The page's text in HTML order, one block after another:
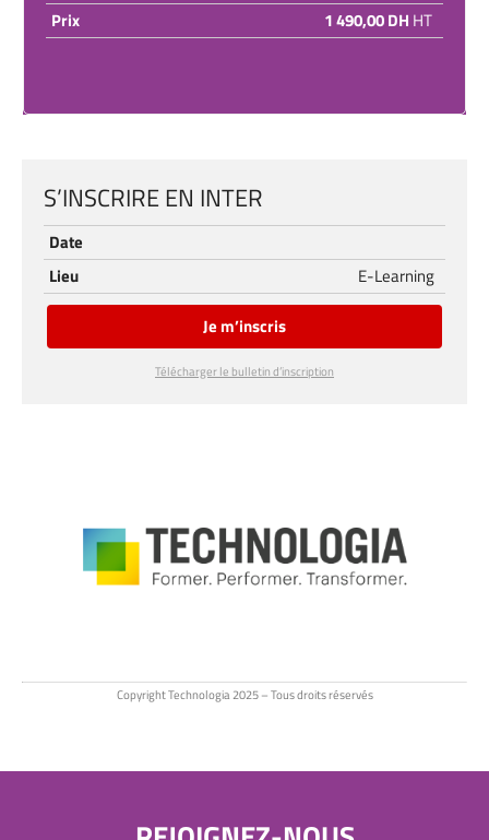
Prix
1 490,00 DH HT
S’INSCRIRE EN INTER
Date
Lieu
E-Learning
Je m’inscris
Télécharger le bulletin d’inscription
Copyright Technologia 2025 – Tous droits réservés